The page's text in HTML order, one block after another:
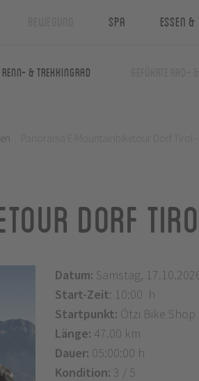
Spa Essen
Renn- & Trekkingrad
Dorf
Datum: Samstag,
Start-Zeit: 10:00 h
Startpunkt: Ötzi Bike
Länge: 47.00 km
Dauer: 05:00:00 h
Kondition: 3 / 5